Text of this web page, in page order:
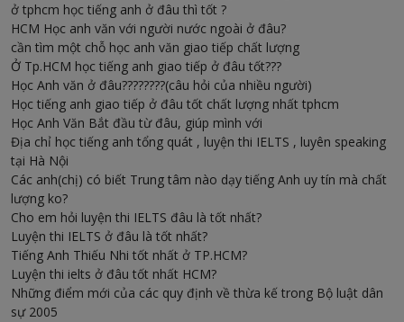
ở tphcm học tiếng anh ở đâu thì tốt ?
HCM Học anh văn với người nước ngoài ở đâu?
cần tìm một chỗ học anh văn giao tiếp chất lượng
Ở Tp.HCM học tiếng anh giao tiếp ở đâu tốt???
Học Anh văn ở đâu????????(câu hỏi của nhiều người)
Học tiếng anh giao tiếp ở đâu tốt chất lượng nhất tphcm
Học Anh Văn Bắt đầu từ đâu, giúp mình với
Địa chỉ học tiếng anh tổng quát , luyện thi IELTS , luyên speaking
tại Hà Nội
Các anh(chị) có biết Trung tâm nào dạy tiếng Anh uy tín mà chất
lượng ko?
Cho em hỏi luyện thi IELTS đâu là tốt nhất?
Luyện thi IELTS ở đâu là tốt nhất?
Tiếng Anh Thiếu Nhi tốt nhất ở TP.HCM?
Luyện thi ielts ở đâu tốt nhất HCM?
Những điểm mới của các quy định về thừa kế trong Bộ luật dân
sự 2005